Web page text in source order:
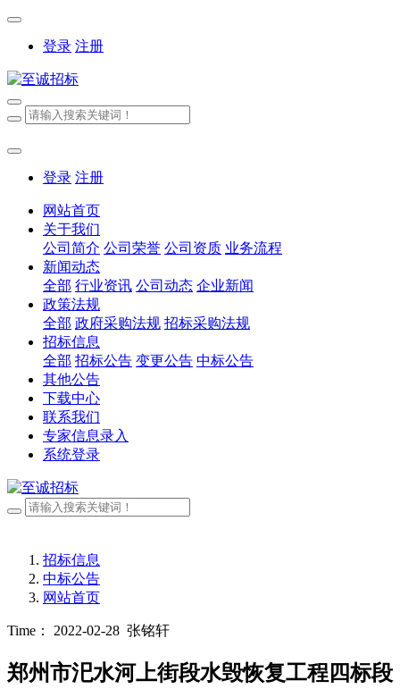
登录 注册
登录 注册
网站首页
关于我们
公司简介 公司荣誉 公司资质 业务流程
新闻动态
全部 行业资讯 公司动态 企业新闻
政策法规
全部 政府采购法规 招标采购法规
招标信息
全部 招标公告 变更公告 中标公告
其他公告
下载中心
联系我们
专家信息录入
系统登录
招标信息
中标公告
网站首页
Time： 2022-02-28 张铭轩
郑州市汜水河上街段水毁恢复工程四标段